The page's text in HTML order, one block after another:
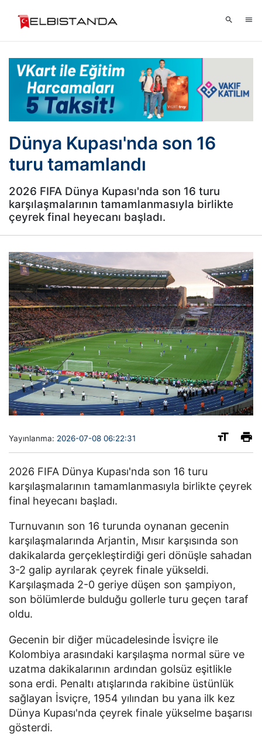
Dünya Kupası'nda son 16
turu tamamlandı
2026 FIFA Dünya Kupası'nda son 16 turu
karşılaşmalarının tamamlanmasıyla birlikte
çeyrek final heyecanı başladı.
Yayınlanma: 2026-07-08 06:22:31
2026 FIFA Dünya Kupası'nda son 16 turu
karşılaşmalarının tamamlanmasıyla birlikte çeyrek
final heyecanı başladı.
Turnuvanın son 16 turunda oynanan gecenin
karşılaşmalarında Arjantin, Mısır karşısında son
dakikalarda gerçekleştirdiği geri dönüşle sahadan
3-2 galip ayrılarak çeyrek finale yükseldi.
Karşılaşmada 2-0 geriye düşen son şampiyon,
son bölümlerde bulduğu gollerle turu geçen taraf
oldu.
Gecenin bir diğer mücadelesinde İsviçre ile
Kolombiya arasındaki karşılaşma normal süre ve
uzatma dakikalarının ardından golsüz eşitlikle
sona erdi. Penaltı atışlarında rakibine üstünlük
sağlayan İsviçre, 1954 yılından bu yana ilk kez
Dünya Kupası'nda çeyrek finale yükselme başarısı
gösterdi.